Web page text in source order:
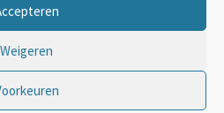
Weigeren
Gebouwd met WooCommerce
0